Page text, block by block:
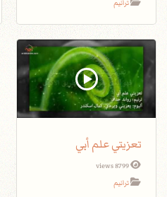
ترانيم
تعزيتي علم أبي
8799 views
ترانيم